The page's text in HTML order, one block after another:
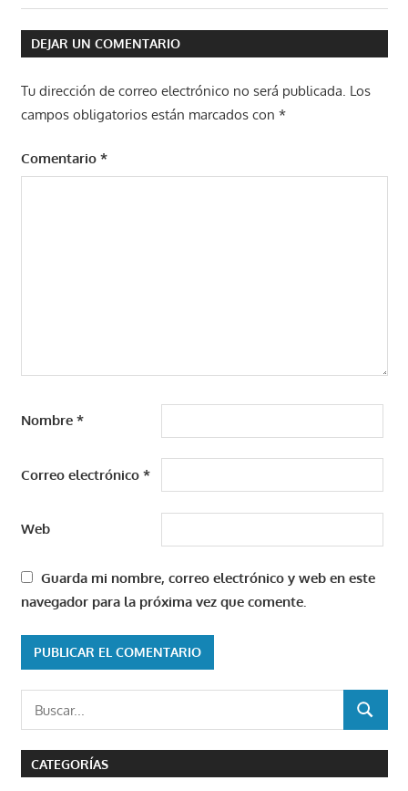
entradas
DEJAR UN COMENTARIO
Tu dirección de correo electrónico no será publicada. Los
campos obligatorios están marcados con *
Comentario *
Nombre *
Correo electrónico *
Web
Guarda mi nombre, correo electrónico y web en este
navegador para la próxima vez que comente.
BUSCAR
CATEGORÍAS